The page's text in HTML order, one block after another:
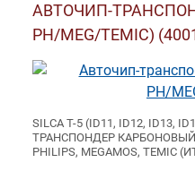
АВТОЧИП-
PH/MEG/TEMIC)
SILCA T-5 (ID11, ID12, ID13,
ТРАНСПОНДЕР
PHILIPS, MEGAMOS, TEMIC